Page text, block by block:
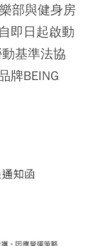
部與健身房
即日起啟動
基準法協
牌BEING